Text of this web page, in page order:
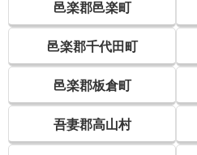
邑楽郡邑楽町
邑楽郡千代田町
邑楽郡板倉町
吾妻郡高山村